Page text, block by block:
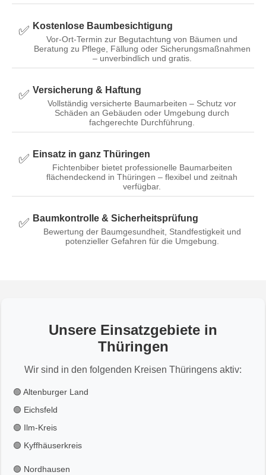
✅️ Kostenlose Baumbesichtigung
Vor-Ort-Termin zur Begutachtung von Bäumen und
Beratung zu Pflege, Fällung oder Sicherungsmaßnahmen
– unverbindlich und gratis.
✅ Versicherung & Haftung
Vollständig versicherte Baumarbeiten – Schutz vor
Schäden an Gebäuden oder Umgebung durch
fachgerechte Durchführung.
✅ Einsatz in ganz Thüringen
Fichtenbiber bietet professionelle Baumarbeiten
flächendeckend in Thüringen – flexibel und zeitnah
verfügbar.
✅ Baumkontrolle & Sicherheitsprüfung
Bewertung der Baumgesundheit, Standfestigkeit und
potenzieller Gefahren für die Umgebung.
Unsere Einsatzgebiete in
Thüringen
Wir sind in den folgenden Kreisen Thüringens aktiv:
🟢 Altenburger Land
🟢 Eichsfeld
🟢 Ilm-Kreis
🟢 Kyffhäuserkreis
🟢 Nordhausen